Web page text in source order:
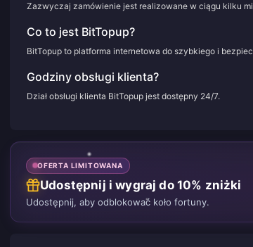
Zazwyczaj zamówienie jest realizowane w ciągu kilku
Co to jest BitTopup?
BitTopup to platforma internetowa do szybkiego i
Godziny obsługi klienta?
Dział obsługi klienta BitTopup jest dostępny 24/7.
OFERTA LIMITOWANA
Udostępnij i wygraj do 10% zniżki
Udostępnij, aby odblokować koło fortuny.